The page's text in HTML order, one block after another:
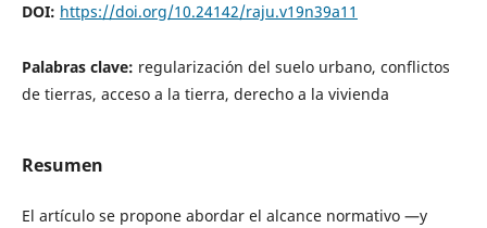
DOI: https://doi.org/10.24142/raju.v19n39a11
Palabras clave: regularización del suelo urbano, conflictos
de tierras, acceso a la tierra, derecho a la vivienda
Resumen
El artículo se propone abordar el alcance normativo —y